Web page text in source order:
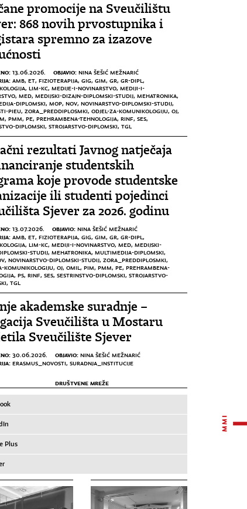
promocije na Sveučilištu
868 novih prvostupnika i
spremno za izazove
13.06.2026. OBJAVIO: NINA ŠEŠIĆ MEŽNARIĆ
AMB, ET, FIZIOTERAPIJA, GIG, GIM, GR, GR-DIPL,
, LIM-KC, MEDIJE-I-NOVINARSTVO, MEDIJI-I-
, MED, MEDIJSKI-DIZAJN-DIPLOMSKI-STUDIJ, MEHATRONIKA,
DIPLOMSKI, MOP, NOV, NOVINARSTVO-DIPLOMSKI-STUDIJ,
PIEU, ZORA_PREDDIPLOSMKI, ODJEL-ZA-KOMUNIKOLOGIJU, OJ,
, PMM, PE, PREHRAMBENA-TEHNOLOGIJA, RINF, SES,
DIPLOMSKI, STROJARSTVO-DIPLOMSKI, TGL
rezultati Javnog natječaja
studentskih
koje provode studentske
ili studenti pojedinci
Sjever za 2026. godinu
13.07.2026. OBJAVIO: NINA ŠEŠIĆ MEŽNARIĆ
AMB, ET, FIZIOTERAPIJA, GIG, GIM, GR, GR-DIPL,
, LIM-KC, MEDIJI-I-NOVINARSTVO, MED, MEDIJSKI-
STUDIJ, MEHATRONIKA, MULTIMEDIJA-DIPLOMSKI,
, NOVINARSTVO-DIPLOMSKI-STUDIJ, ZORA_PREDDIPLOSMKI,
KOMUNIKOLOGIJU, OJ, OMIL, PIM, PMM, PE, PREHRAMBENA-
, PS, RINF, SES, SESTRINSTVO-DIPLOMSKI, STROJARSTVO-
, TGL
akademske suradnje –
Sveučilišta u Mostaru
Sveučilište Sjever
30.06.2026. OBJAVIO: NINA ŠEŠIĆ MEŽNARIĆ
ERASMUS_NOVOSTI, SURADNJA_INSTITUCIJE
DRUŠTVENE MREŽE
Plus